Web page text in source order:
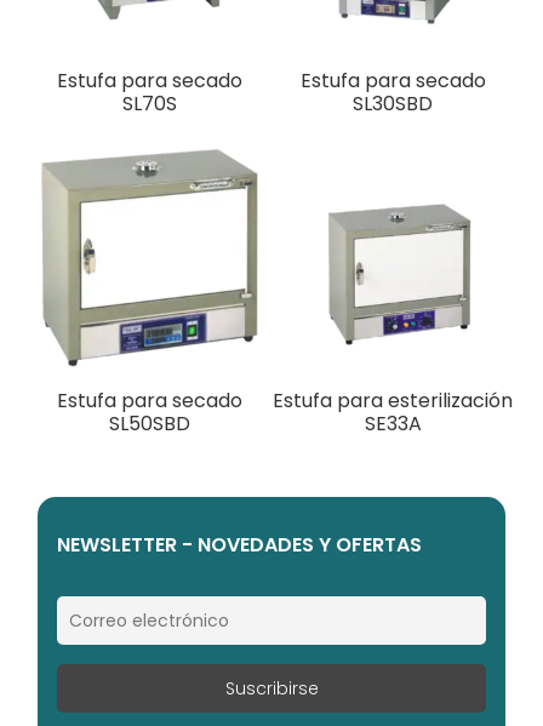
Estufa para secado
SL70S
Estufa para secado
SL30SBD
Estufa para secado
SL50SBD
Estufa para esterilización
SE33A
NEWSLETTER - NOVEDADES Y OFERTAS